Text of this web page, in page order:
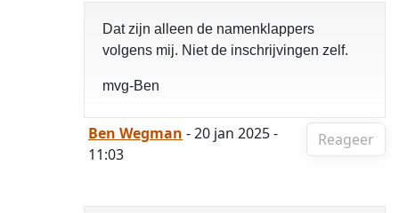
Dat zijn alleen de namenklappers
volgens mij. Niet de inschrijvingen zelf.
mvg-Ben
Reageer
Ben Wegman - 20 jan 2025 -
11:03